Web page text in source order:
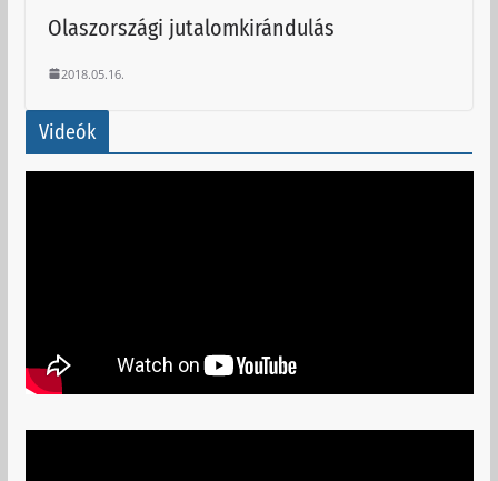
Olaszországi jutalomkirándulás
2018.05.16.
Videók